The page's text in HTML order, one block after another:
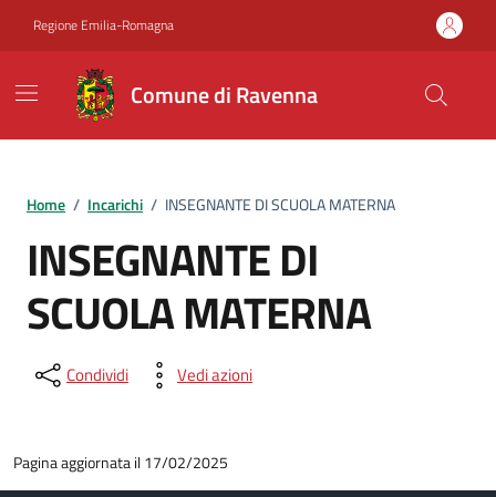
Regione Emilia-Romagna
Comune di Ravenna
Home / Incarichi / INSEGNANTE DI SCUOLA MATERNA
INSEGNANTE DI
SCUOLA MATERNA
Condividi Vedi azioni
Pagina aggiornata il 17/02/2025